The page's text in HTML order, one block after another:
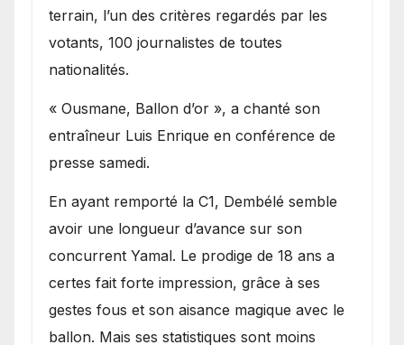
terrain, l’un des critères regardés par les
votants, 100 journalistes de toutes
nationalités.
« Ousmane, Ballon d’or », a chanté son
entraîneur Luis Enrique en conférence de
presse samedi.
En ayant remporté la C1, Dembélé semble
avoir une longueur d’avance sur son
concurrent Yamal. Le prodige de 18 ans a
certes fait forte impression, grâce à ses
gestes fous et son aisance magique avec le
ballon. Mais ses statistiques sont moins